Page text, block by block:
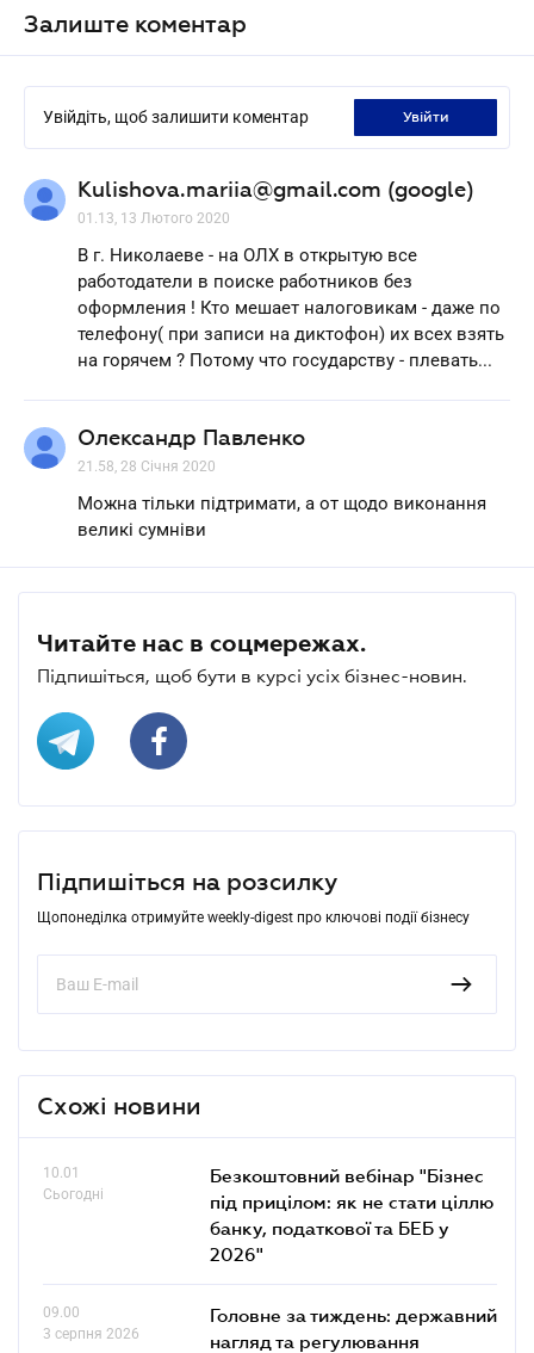
Залиште коментар
Увійдіть, щоб залишити коментар увійти
Kulishova.mariia@gmail.com (google)
01.13, 13 Лютого 2020
В г. Николаеве - на ОЛХ в открытую все
работодатели в поиске работников без
оформления ! Кто мешает налоговикам - даже по
телефону( при записи на диктофон) их всех взять
на горячем ? Потому что государству - плевать...
Олександр Павленко
21.58, 28 Січня 2020
Можна тільки підтримати, а от щодо виконання
великі сумніви
Читайте нас в соцмережах.
Підпишіться, щоб бути в курсі усіх бізнес-новин.
Підпишіться на розсилку
Щопонеділка отримуйте weekly-digest про ключові події бізнесу
Схожі новини
10.01
Сьогодні
Безкоштовний вебінар "Бізнес
під прицілом: як не стати ціллю
банку, податкової та БЕБ у
2026"
09.00
3 серпня 2026
Головне за тиждень: державний
нагляд та регулювання